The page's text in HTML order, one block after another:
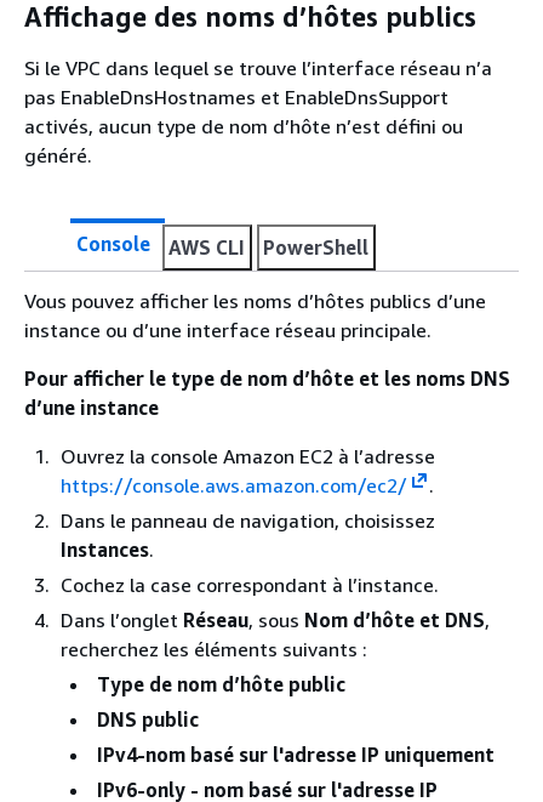
Affichage des noms d’hôtes publics
Si le VPC dans lequel se trouve l’interface réseau n’a
pas EnableDnsHostnames et EnableDnsSupport
activés, aucun type de nom d’hôte n’est défini ou
généré.
Console AWS CLI PowerShell
Vous pouvez afficher les noms d’hôtes publics d’une
instance ou d’une interface réseau principale.
Pour afficher le type de nom d’hôte et les noms DNS
d’une instance
Ouvrez la console Amazon EC2 à l’adresse
https://console.aws.amazon.com/ec2/
.
Dans le panneau de navigation, choisissez
Instances.
Cochez la case correspondant à l’instance.
Dans l’onglet Réseau, sous Nom d’hôte et DNS,
recherchez les éléments suivants :
Type de nom d’hôte public
DNS public
IPv4-nom basé sur l'adresse IP uniquement
IPv6-only - nom basé sur l'adresse IP